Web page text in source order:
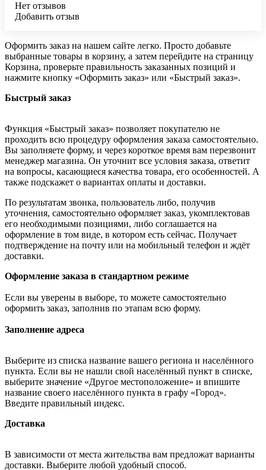
Нет отзывов
Добавить отзыв
Оформить заказ на нашем сайте легко. Просто добавьте
выбранные товары в корзину, а затем перейдите на страницу
Корзина, проверьте правильность заказанных позиций и
нажмите кнопку «Оформить заказ» или «Быстрый заказ».
Быстрый заказ
Функция «Быстрый заказ» позволяет покупателю не
проходить всю процедуру оформления заказа самостоятельно.
Вы заполняете форму, и через короткое время вам перезвонит
менеджер магазина. Он уточнит все условия заказа, ответит
на вопросы, касающиеся качества товара, его особенностей. А
также подскажет о вариантах оплаты и доставки.
По результатам звонка, пользователь либо, получив
уточнения, самостоятельно оформляет заказ, укомплектовав
его необходимыми позициями, либо соглашается на
оформление в том виде, в котором есть сейчас. Получает
подтверждение на почту или на мобильный телефон и ждёт
доставки.
Оформление заказа в стандартном режиме
Если вы уверены в выборе, то можете самостоятельно
оформить заказ, заполнив по этапам всю форму.
Заполнение адреса
Выберите из списка название вашего региона и населённого
пункта. Если вы не нашли свой населённый пункт в списке,
выберите значение «Другое местоположение» и впишите
название своего населённого пункта в графу «Город».
Введите правильный индекс.
Доставка
В зависимости от места жительства вам предложат варианты
доставки. Выберите любой удобный способ.